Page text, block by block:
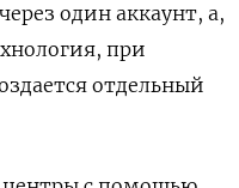
один аккаунт, а,
при
отдельный